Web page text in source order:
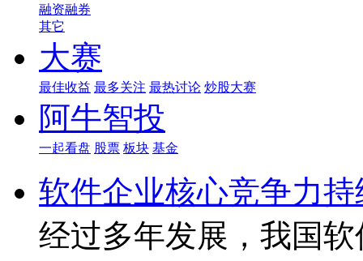
融资融券
其它
大赛
最佳收益 最多关注 最热讨论 炒股大赛
阿牛智投
一起看盘 股票 板块 基金
软件企业核心竞争力
经过多年发展，我国